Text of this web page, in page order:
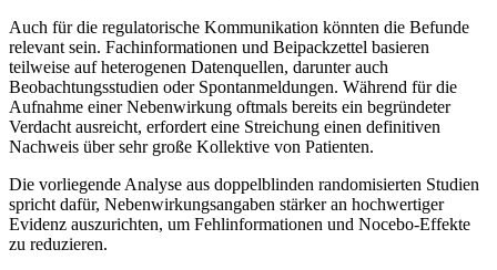
Auch für die regulatorische Kommunikation könnten die Befunde
relevant sein. Fachinformationen und Beipackzettel basieren
teilweise auf heterogenen Datenquellen, darunter auch
Beobachtungsstudien oder Spontanmeldungen. Während für die
Aufnahme einer Nebenwirkung oftmals bereits ein begründeter
Verdacht ausreicht, erfordert eine Streichung einen definitiven
Nachweis über sehr große Kollektive von Patienten.
Die vorliegende Analyse aus doppelblinden randomisierten Studien
spricht dafür, Nebenwirkungsangaben stärker an hochwertiger
Evidenz auszurichten, um Fehlinformationen und Nocebo-Effekte
zu reduzieren.